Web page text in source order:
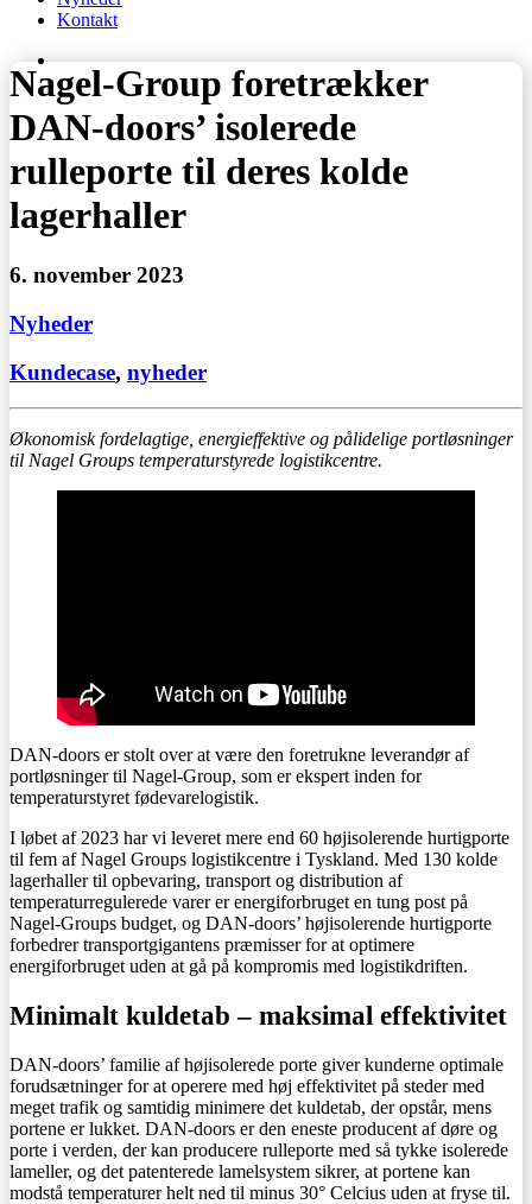
Kontakt
Nagel-Group foretrækker
DAN-doors’ isolerede
rulleporte til deres kolde
lagerhaller
6. november 2023
Nyheder
Kundecase, nyheder
Økonomisk fordelagtige, energieffektive og pålidelige portløsninger
til Nagel Groups temperaturstyrede logistikcentre.
DAN-doors er stolt over at være den foretrukne leverandør af
portløsninger til Nagel-Group, som er ekspert inden for
temperaturstyret fødevarelogistik.
I løbet af 2023 har vi leveret mere end 60 højisolerende hurtigporte
til fem af Nagel Groups logistikcentre i Tyskland. Med 130 kolde
lagerhaller til opbevaring, transport og distribution af
temperaturregulerede varer er energiforbruget en tung post på
Nagel-Groups budget, og DAN-doors’ højisolerende hurtigporte
forbedrer transportgigantens præmisser for at optimere
energiforbruget uden at gå på kompromis med logistikdriften.
Minimalt kuldetab – maksimal effektivitet
DAN-doors’ familie af højisolerede porte giver kunderne optimale
forudsætninger for at operere med høj effektivitet på steder med
meget trafik og samtidig minimere det kuldetab, der opstår, mens
portene er lukket. DAN-doors er den eneste producent af døre og
porte i verden, der kan producere rulleporte med så tykke isolerede
lameller, og det patenterede lamelsystem sikrer, at portene kan
modstå temperaturer helt ned til minus 30° Celcius uden at fryse til.